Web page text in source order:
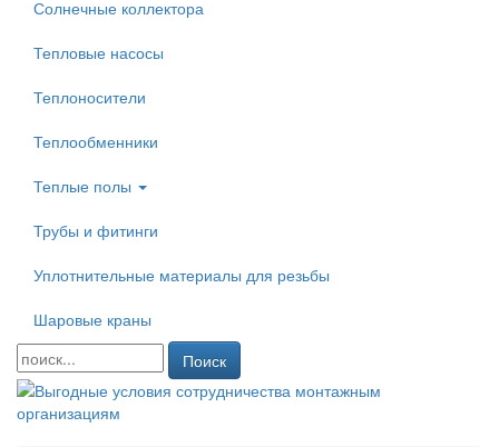
Солнечные коллектора
Тепловые насосы
Теплоносители
Теплообменники
Теплые полы
Трубы и фитинги
Уплотнительные материалы для резьбы
Шаровые краны
Поиск